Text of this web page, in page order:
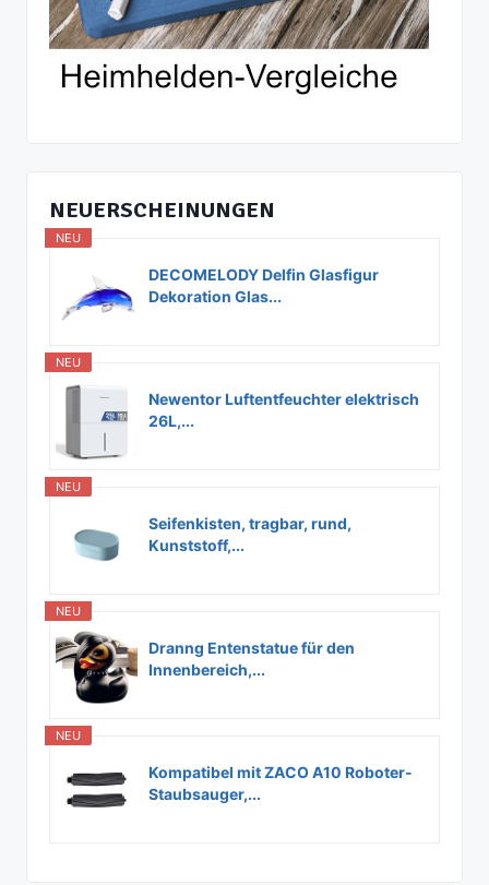
NEUERSCHEINUNGEN
NEU
DECOMELODY Delfin Glasfigur
Dekoration Glas...
NEU
Newentor Luftentfeuchter elektrisch
26L,...
NEU
Seifenkisten, tragbar, rund,
Kunststoff,...
NEU
Dranng Entenstatue für den
Innenbereich,...
NEU
Kompatibel mit ZACO A10 Roboter-
Staubsauger,...